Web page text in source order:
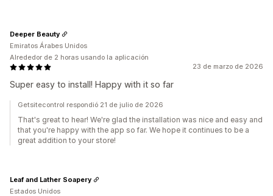
23 de marzo de 2026
Super easy to install! Happy with it so far
Deeper Beauty
Emiratos Árabes Unidos
Alrededor de 2 horas usando la aplicación
Getsitecontrol respondió 21 de julio de 2026
That's great to hear! We're glad the installation was nice and easy and
that you're happy with the app so far. We hope it continues to be a
great addition to your store!
Leaf and Lather Soapery
Estados Unidos